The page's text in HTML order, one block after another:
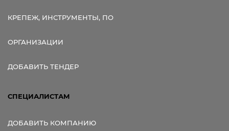
КРЕПЕЖ, ИНСТРУМЕНТЫ, ПО
ОРГАНИЗАЦИИ
ДОБАВИТЬ ТЕНДЕР
СПЕЦИАЛИСТАМ
ДОБАВИТЬ КОМПАНИЮ